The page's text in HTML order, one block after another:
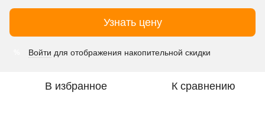
Узнать цену
Войти для отображения накопительной скидки
В избранное К сравнению